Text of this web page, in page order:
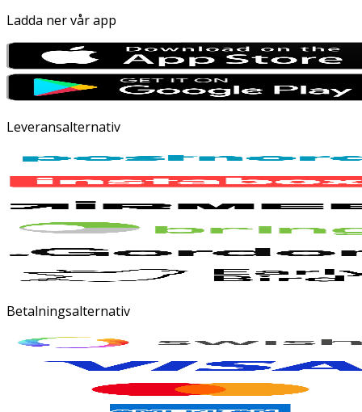
Ladda ner vår app
Leveransalternativ
Betalningsalternativ